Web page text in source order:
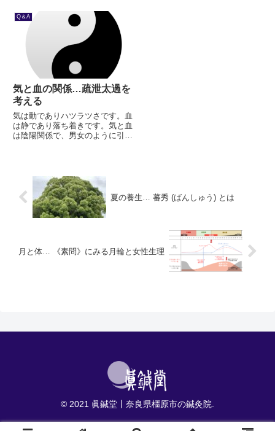
れまでの「生活の仕方」に問題が
あるのです。生活の仕方に問題が
あるのは、そういう行動をしよう
と思う「心」に問題があるので
す。
Q＆A
気と血の関係…疏泄太過を
考える
気は動でありハツラツさです。血
は静であり落ち着きです。気と血
は陰陽関係で、男女のように引き
す。いわゆる「気一元」です。
夏の養生… 蕃秀 (ばんしゅう) とは
月と体… 《素問》にみる月輪と女性生理
© 2021 眞鍼堂丨奈良県橿原市の鍼灸院.